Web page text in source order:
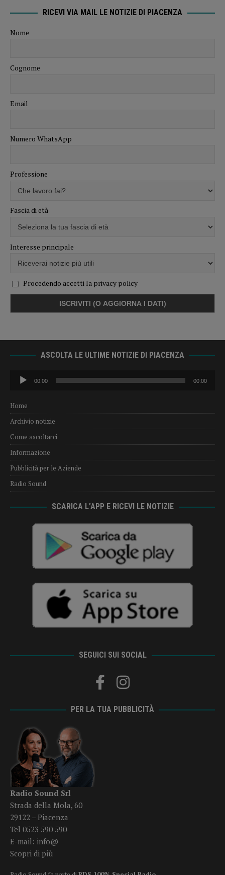
RICEVI VIA MAIL LE NOTIZIE DI PIACENZA
Nome
Cognome
Email
Numero WhatsApp
Professione
Fascia di età
Interesse principale
Procedendo accetti la privacy policy
ASCOLTA LE ULTIME NOTIZIE DI PIACENZA
Audio
Player
00:00 00:00
Home
Archivio notizie
Come ascoltarci
Informazione
Pubblicità per le Aziende
Radio Sound
SCARICA L’APP E RICEVI LE NOTIZIE
SEGUICI SUI SOCIAL
PER LA TUA PUBBLICITÀ
Radio Sound Srl
Strada della Mola, 60
29122 – Piacenza
Tel 0523 590 590
E-mail: info@
Scopri di più